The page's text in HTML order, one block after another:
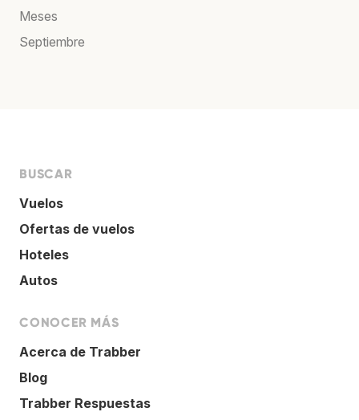
Meses
Septiembre
BUSCAR
Vuelos
Ofertas de vuelos
Hoteles
Autos
CONOCER MÁS
Acerca de Trabber
Blog
Trabber Respuestas